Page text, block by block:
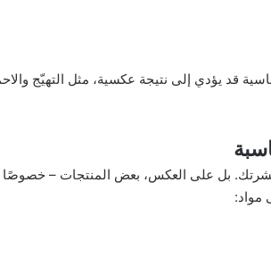
قد يؤدي إلى نتيجة عكسية، مثل التهيّج
بل على العكس، بعض المنتجات – خصوصًا
مواد: